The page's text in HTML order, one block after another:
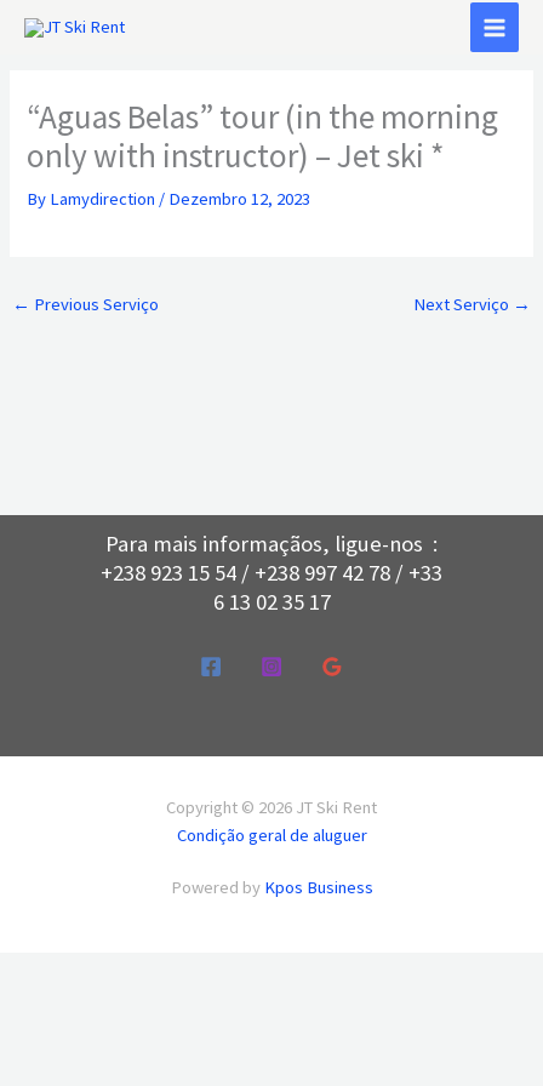
“Aguas Belas” tour (in the morning
only with instructor) – Jet ski *
By Lamydirection / Dezembro 12, 2023
← Previous Serviço Next Serviço →
Para mais informaçãos, ligue-nos :
+238 923 15 54 / +238 997 42 78 / +33
6 13 02 35 17
Copyright © 2026 JT Ski Rent
Condição geral de aluguer
Powered by Kpos Business